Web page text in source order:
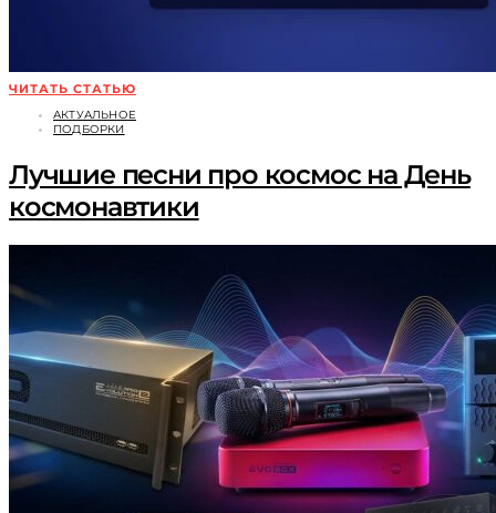
ЧИТАТЬ СТАТЬЮ
АКТУАЛЬНОЕ
ПОДБОРКИ
Лучшие песни про космос на День
космонавтики